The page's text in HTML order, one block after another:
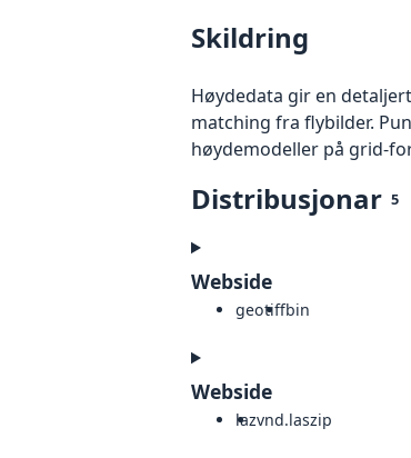
Skildring
Høydedata gir en
matching fra flybilder.
høydemodeller på grid-
Distribusjonar 5
Webside
geotiffbin
Webside
lazvnd.laszip